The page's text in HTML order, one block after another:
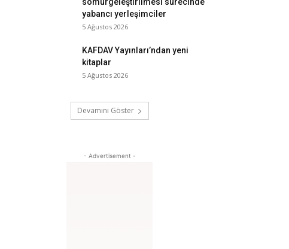
yabancı yerleşimciler
5 Ağustos 2026
KAFDAV Yayınları’ndan yeni
kitaplar
5 Ağustos 2026
Devamını Göster
- Advertisement -